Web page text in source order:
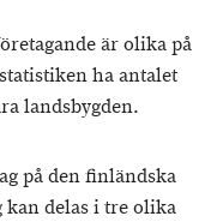
är olika på
ha antalet
landsbygden.
på den finländska
kan delas i tre olika